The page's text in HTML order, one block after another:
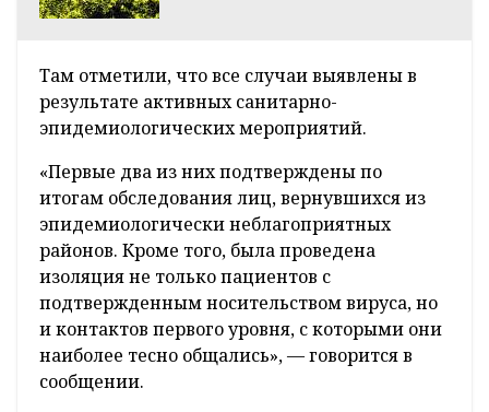
Там отметили, что все случаи выявлены в
результате активных санитарно-
эпидемиологических мероприятий.
«Первые два из них подтверждены по
итогам обследования лиц, вернувшихся из
эпидемиологически неблагоприятных
районов. Кроме того, была проведена
изоляция не только пациентов с
подтвержденным носительством вируса, но
и контактов первого уровня, с которыми они
наиболее тесно общались», — говорится в
сообщении.